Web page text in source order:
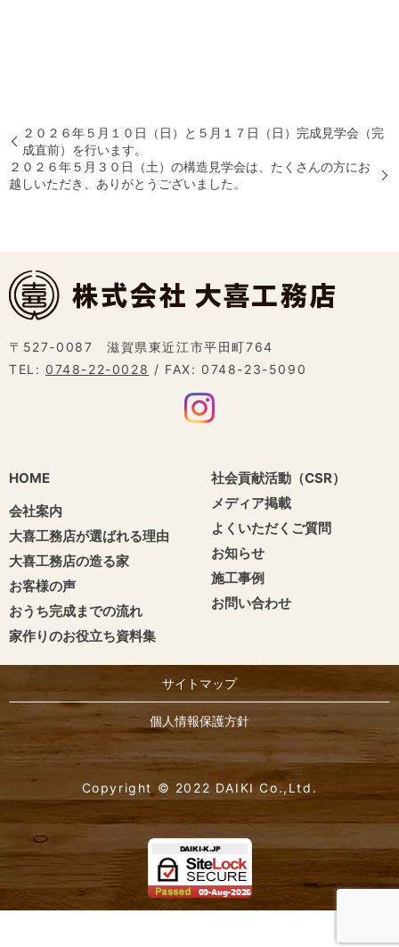
２０２６年５月１０日（日）と５月１７日（日）完成見学会（完
成直前）を行います。
２０２６年５月３０日（土）の構造見学会は、たくさんの方にお
越しいただき、ありがとうございました。
〒527-0087 滋賀県東近江市平田町764
TEL: 0748-22-0028 / FAX: 0748-23-5090
HOME
会社案内
大喜工務店が選ばれる理由
大喜工務店の造る家
お客様の声
おうち完成までの流れ
家作りのお役立ち資料集
社会貢献活動（CSR）
メディア掲載
よくいただくご質問
お知らせ
施工事例
お問い合わせ
サイトマップ
個人情報保護方針
Copyright © 2022 DAIKI Co.,Ltd.